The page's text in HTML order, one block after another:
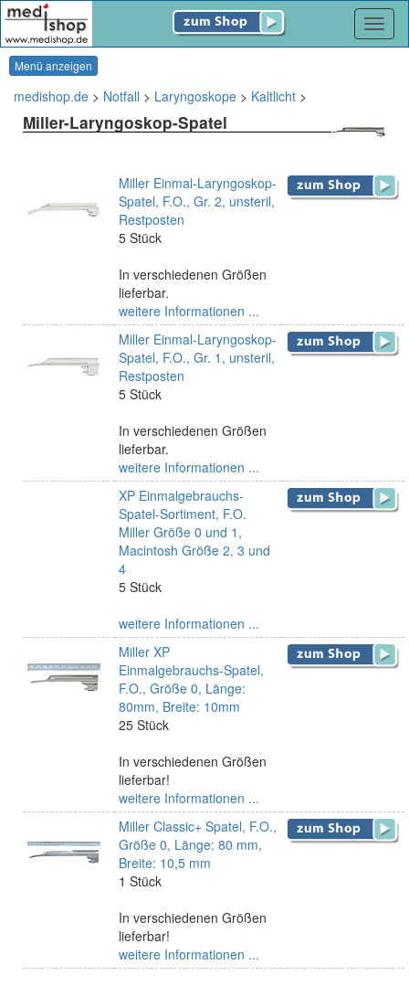
Menü anzeigen
medishop.de > Notfall > Laryngoskope > Kaltlicht >
Miller-Laryngoskop-Spatel
Miller Einmal-Laryngoskop-
Spatel, F.O., Gr. 2, unsteril,
Restposten
5 Stück
In verschiedenen Größen
lieferbar.
weitere Informationen ...
Miller Einmal-Laryngoskop-
Spatel, F.O., Gr. 1, unsteril,
Restposten
5 Stück
In verschiedenen Größen
lieferbar.
weitere Informationen ...
XP Einmalgebrauchs-
Spatel-Sortiment, F.O.
Miller Größe 0 und 1,
Macintosh Größe 2, 3 und
4
5 Stück
weitere Informationen ...
Miller XP
Einmalgebrauchs-Spatel,
F.O., Größe 0, Länge:
80mm, Breite: 10mm
25 Stück
In verschiedenen Größen
lieferbar!
weitere Informationen ...
Miller Classic+ Spatel, F.O.,
Größe 0, Länge: 80 mm,
Breite: 10,5 mm
1 Stück
In verschiedenen Größen
lieferbar!
weitere Informationen ...